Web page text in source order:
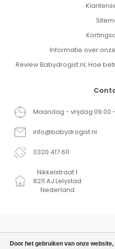
Door het gebruiken van onze
Informatie over
Review Babydrogist.nl; Hoe
Maandag - vrijdag 09.00 -
info@babydrogist.nl
0320 417 611
Nikkelstraat 1
8211 AJ Lelystad
Nederland